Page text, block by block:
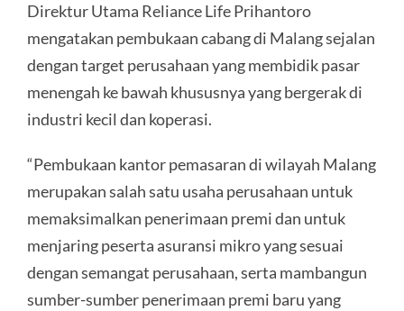
Direktur Utama Reliance Life Prihantoro
mengatakan pembukaan cabang di Malang sejalan
dengan target perusahaan yang membidik pasar
menengah ke bawah khususnya yang bergerak di
industri kecil dan koperasi.
“Pembukaan kantor pemasaran di wilayah Malang
merupakan salah satu usaha perusahaan untuk
memaksimalkan penerimaan premi dan untuk
menjaring peserta asuransi mikro yang sesuai
dengan semangat perusahaan, serta mambangun
sumber-sumber penerimaan premi baru yang